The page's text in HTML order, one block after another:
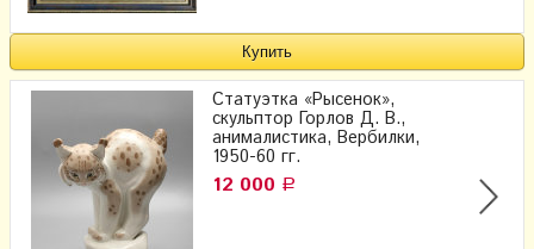
Статуэтка «Рысенок»,
скульптор Горлов Д. В.,
анималистика, Вербилки,
1950-60 гг.
12 000 Р